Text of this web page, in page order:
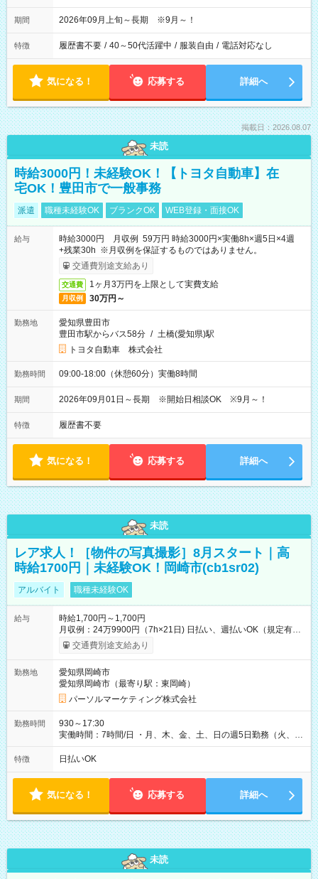
期間 2026年09月上旬～長期 ※9月～！
特徴 履歴書不要 / 40～50代活躍中 / 服装自由 / 電話対応なし
気になる！ 応募する 詳細へ
掲載日：2026.08.07
未読
時給3000円！未経験OK！【トヨタ自動車】在
宅OK！豊田市で一般事務
派遣 職種未経験OK ブランクOK WEB登録・面接OK
給与
時給3000円 月収例 59万円 時給3000円×実働8h×週5日×4週
+残業30h ※月収例を保証するものではありません。
交通費別途支給あり
交通費 1ヶ月3万円を上限として実費支給
月収例 30万円～
勤務地
愛知県豊田市
豊田市駅からバス58分 / 土橋(愛知県)駅
トヨタ自動車 株式会社
勤務時間 09:00-18:00（休憩60分）実働8時間
期間 2026年09月01日～長期 ※開始日相談OK ※9月～！
特徴 履歴書不要
気になる！ 応募する 詳細へ
未読
レア求人！［物件の写真撮影］8月スタート｜高
時給1700円｜未経験OK！岡崎市(cb1sr02)
アルバイト 職種未経験OK
給与
時給1,700円～1,700円
月収例：24万9900円（7h×21日) 日払い、週払いOK（規定有
り） 【試用期間】試用期間なし
交通費別途支給あり
勤務地
愛知県岡崎市
愛知県岡崎市（最寄り駅：東岡崎）
パーソルマーケティング株式会社
勤務時間
930～17:30
実働時間：7時間/日 ・月、木、金、土、日の週5日勤務（火、水
は固定休です／夏季、年末年始等、長期休暇有り！） ・ワンシ
フト！ 残業ほぼナシ（0～5h/月）
特徴 日払いOK
気になる！ 応募する 詳細へ
未読